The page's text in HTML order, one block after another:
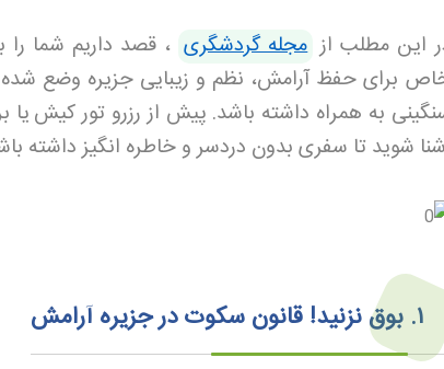
این مطلب از مجله گردشگری ، قصد داریم شما را
برای حفظ آرامش، نظم و زیبایی جزیره وضع شده
به همراه داشته باشد. پیش از رزرو تور کیشیا
شوید تا سفری بدون دردسر و خاطره انگیز داشته
۱.بوق نزنید! قانون سکوت در جزیره آرامش